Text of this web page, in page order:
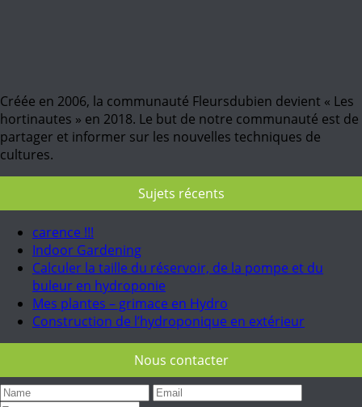
Créée en 2006, la communauté Fleursdubien devient « Les
hortinautes » en 2018. Le but de notre communauté est de
partager et informer sur les nouvelles techniques de
cultures.
Sujets récents
carence !!!
Indoor Gardening
Calculer la taille du réservoir, de la pompe et du
buleur en hydroponie
Mes plantes – grimace en Hydro
Construction de l’hydroponique en extérieur
Nous contacter